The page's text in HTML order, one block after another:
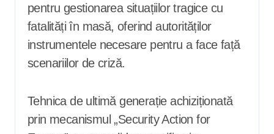
pentru gestionarea situațiilor tragice cu
fatalități în masă, oferind autorităților
instrumentele necesare pentru a face față
scenariilor de criză.
Tehnica de ultimă generație achiziționată
prin mecanismul „Security Action for